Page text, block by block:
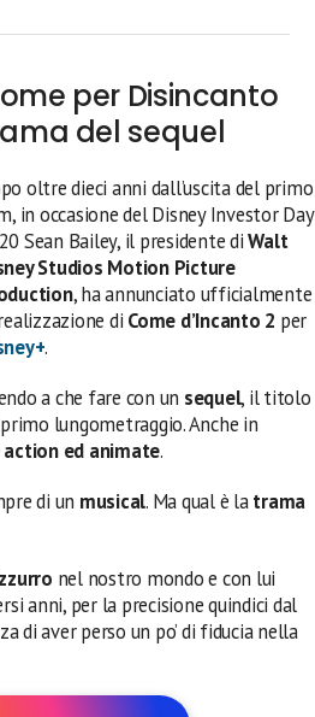
per Disincanto
del sequel
oltre dieci anni dall’uscita del primo
in occasione del Disney Investor Day
Sean Bailey, il presidente diWalt
Studios Motion Picture
, ha annunciato ufficialmente
di Come d’Incanto 2 per
.
a che fare con un sequel, il titolo
lungometraggio. Anche in
action ed animate.
di un musical. Ma qual è latrama
nel nostro mondo e con lui
anni, per la precisione quindici dal
aver perso un po’ di fiducia nella